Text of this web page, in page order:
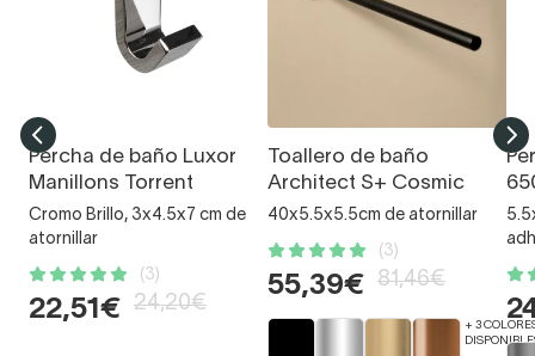
Percha de baño Luxor
Manillons Torrent
Cromo Brillo, 3x4.5x7 cm de
atornillar
(3)
22,51€ 24,20€
Toallero de baño
Architect S+ Cosmic
40x5.5x5.5cm de atornillar
(3)
55,39€ 81,46€
+ 3